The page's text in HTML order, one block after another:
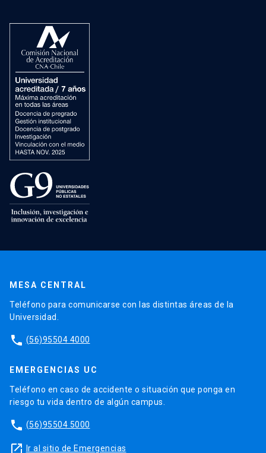
MESA CENTRAL
Teléfono para comunicarse con las distintas áreas de la
Universidad.
phone (56)95504 4000
EMERGENCIAS UC
Teléfono en caso de accidente o situación que ponga en
riesgo tu vida dentro de algún campus.
phone (56)95504 5000
launch Ir al sitio de Emergencias